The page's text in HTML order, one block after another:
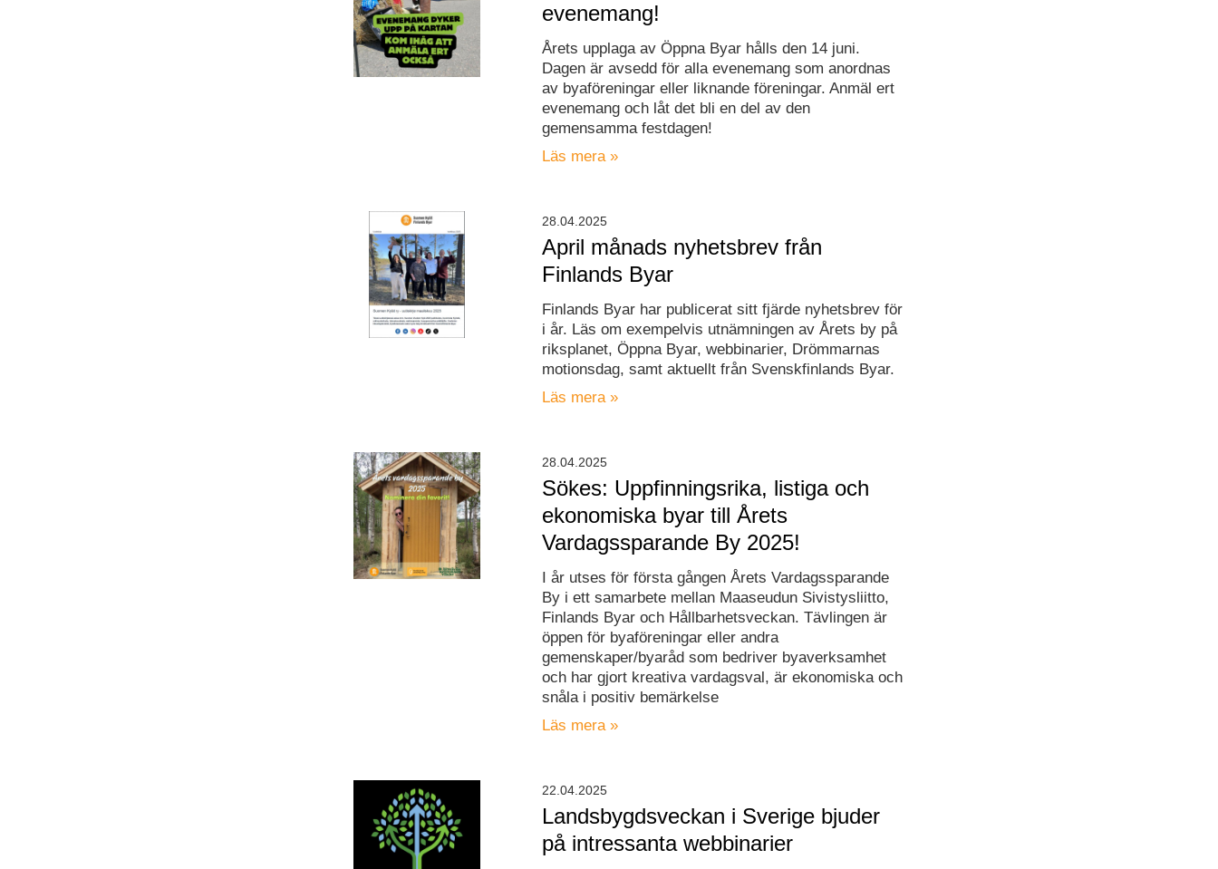
evenemang!
Årets upplaga av Öppna Byar hålls den 14 juni.
Dagen är avsedd för alla evenemang som anordnas
av byaföreningar eller liknande föreningar. Anmäl ert
evenemang och låt det bli en del av den
gemensamma festdagen!
Läs mera »
April månads nyhetsbrev från
Finlands Byar
Finlands Byar har publicerat sitt fjärde nyhetsbrev för
i år. Läs om exempelvis utnämningen av Årets by på
riksplanet, Öppna Byar, webbinarier, Drömmarnas
motionsdag, samt aktuellt från Svenskfinlands Byar.
Läs mera »
28.04.2025
Sökes: Uppfinningsrika, listiga och
ekonomiska byar till Årets
Vardagssparande By 2025!
I år utses för första gången Årets Vardagssparande
By i ett samarbete mellan Maaseudun Sivistysliitto,
Finlands Byar och Hållbarhetsveckan. Tävlingen är
öppen för byaföreningar eller andra
gemenskaper/byaråd som bedriver byaverksamhet
och har gjort kreativa vardagsval, är ekonomiska och
snåla i positiv bemärkelse
Läs mera »
28.04.2025
Landsbygdsveckan i Sverige bjuder
på intressanta webbinarier
22.04.2025